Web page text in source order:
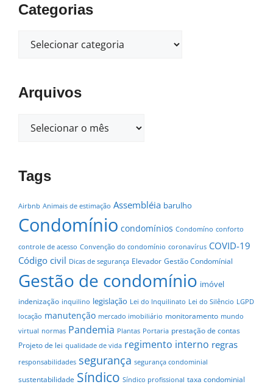
Categorias
Arquivos
Tags
Airbnb Animais de estimação Assembléia barulho
Condomínio condomínios Condomíno conforto
controle de acesso Convenção do condomínio coronavírus COVID-19
Código civil Dicas de segurança Elevador Gestão Condomínial
Gestão de condomínio imóvel
indenização inquilino legislação Lei do Inquilinato Lei do Silêncio LGPD
locação manutenção mercado imobiliário monitoramento mundo
virtual normas Pandemia Plantas Portaria prestação de contas
Projeto de lei qualidade de vida regimento interno regras
responsabilidades segurança segurança condominial
sustentabilidade Síndico Síndico profissional taxa condominial